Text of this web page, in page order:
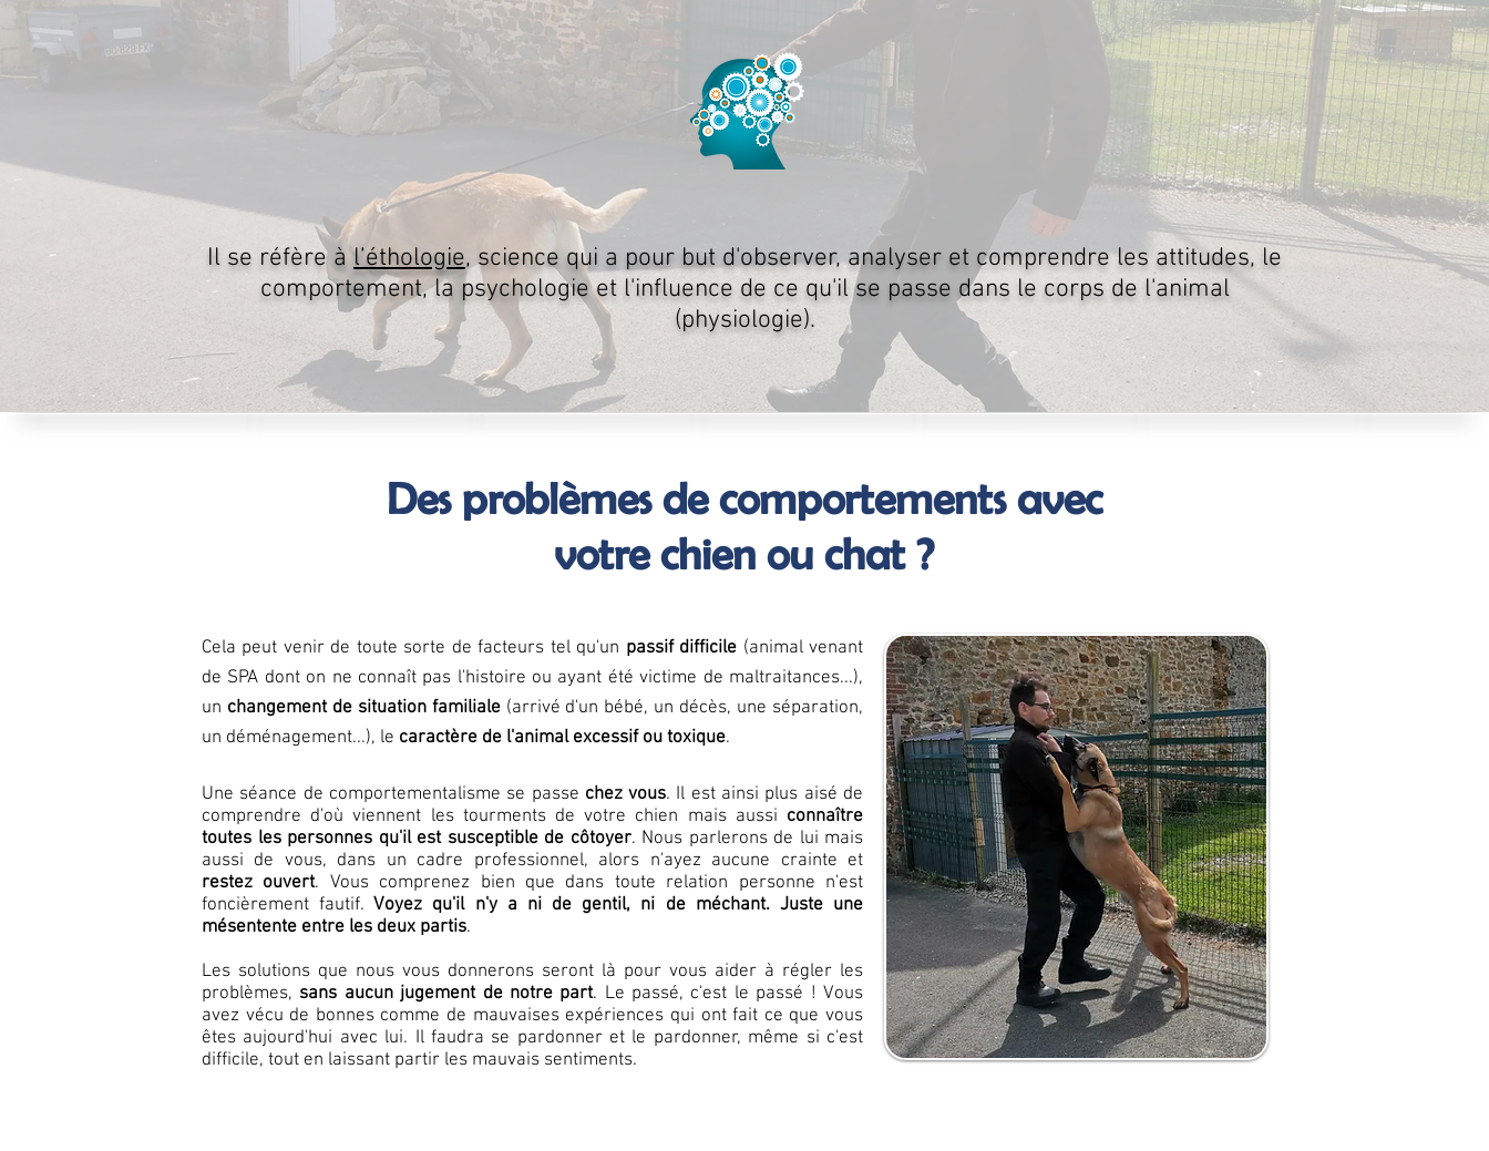
Il se réfère à l’éthologie, science qui a pour but d'observer, analyser et comprendre les attitudes, le
comportement, la psychologie et l'influence de ce qu'il se passe dans le corps de l'animal
(physiologie).
Des problèmes de comportements avec
votre chien ou chat ?
Cela peut venir de toute sorte de facteurs tel qu'un passif difficile (animal venant
de SPA dont on ne connaît pas l'histoire ou ayant été victime de maltraitances...),
un changement de situation familiale(arrivé d'un bébé, un décès, une séparation,
un déménagement...), le caractère de l'animal excessif ou toxique.
Une séance de comportementalisme se passe chez vous. Il est ainsi plus aisé de
comprendre d'où viennent les tourments de votre chien mais aussi connaître
toutes les personnes qu'il est susceptible de côtoyer. Nous parlerons de lui mais
aussi de vous, dans un cadre professionnel, alors n'ayez aucune crainte et
restez ouvert. Vous comprenez bien que dans toute relation personne n'est
foncièrement fautif.Voyez qu'il n'y a ni de gentil, ni de méchant. Juste une
mésentente entre les deux partis.
Les solutions que nous vous donnerons seront là pour vous aider à régler les
problèmes, sans aucun jugement de notre part. Le passé, c'est le passé ! Vous
avez vécu de bonnes comme de mauvaises expériences qui ont fait ce que vous
êtes aujourd'hui avec lui. Il faudra se pardonner et le pardonner, même si c'est
difficile, tout en laissant partir les mauvais sentiments.